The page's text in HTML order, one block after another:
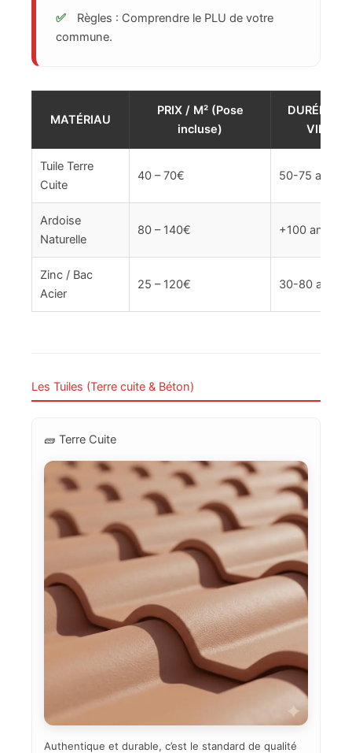
✅
Règles : Comprendre le PLU de votre
commune.
MATÉRIAU
PRIX / M² (Pose
incluse)
DURÉE DE
VIE
Tuile Terre
Cuite
40 – 70€ 50-75 ans
Ardoise
Naturelle
80 – 140€ +100 ans
Zinc / Bac
Acier
25 – 120€ 30-80 ans
Les Tuiles (Terre cuite & Béton)
🧱 Terre Cuite
Authentique et durable, c’est le standard de qualité